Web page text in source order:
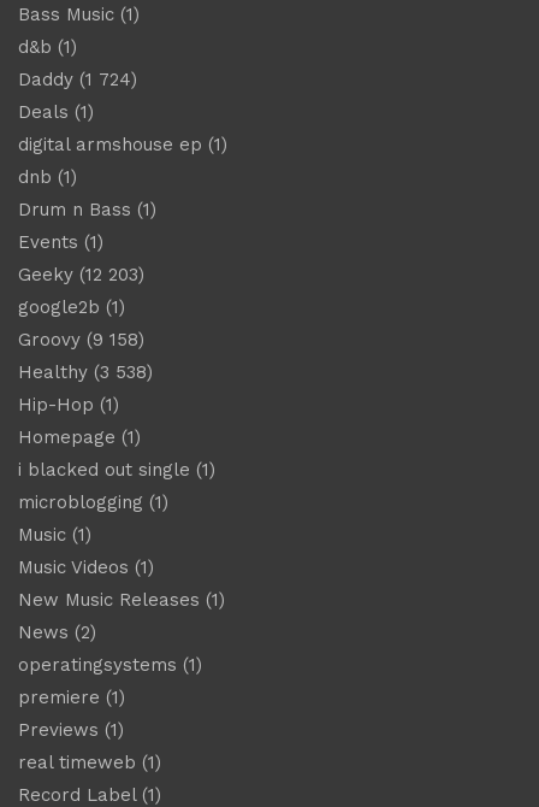
Bass Music (1)
d&b (1)
Daddy (1 724)
Deals (1)
digital armshouse ep (1)
dnb (1)
Drum n Bass (1)
Events (1)
Geeky (12 203)
google2b (1)
Groovy (9 158)
Healthy (3 538)
Hip-Hop (1)
Homepage (1)
i blacked out single (1)
microblogging (1)
Music (1)
Music Videos (1)
New Music Releases (1)
News (2)
operatingsystems (1)
premiere (1)
Previews (1)
real timeweb (1)
Record Label(1)